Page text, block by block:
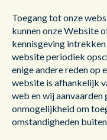
Toegang tot onze
kunnen onze Website
kennisgeving
website periodiek
enige andere reden op
website is afhankelijk
web en wij
onmogelijkheid om
omstandigheden